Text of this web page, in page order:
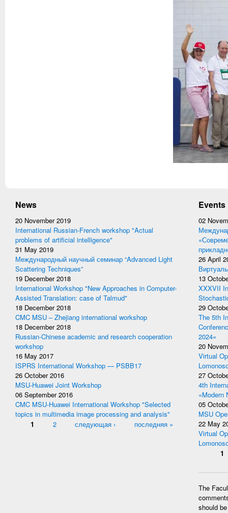
News
20 November 2019
International Russian-French workshop "Actual
problems of artificial intelligence"
31 May 2019
Международный научный семинар “Advanced Light
Scattering Techniques”
19 December 2018
International Workshop "New Approaches in Computer-
Assisted Translation: case of Talmud"
18 December 2018
CMC MSU – Zhejiang international workshop
18 December 2018
Russian-Chinese academic and research cooperation
workshop
16 May 2017
ISPRS International Workshop — PSBB17
26 October 2016
MSU-Huawei Joint Workshop
06 September 2016
CMC MSU-Huawei International Workshop "Selected
topics in multimedia image processing and analysis"
Pages
1 2 следующая › последняя »
Events
02
26 April
13
XXXVII
29
The 5th
2024»
20
Virtual
27
4th
«Modern
05
MSU
22 May
Virtual
Pages
1
The
should